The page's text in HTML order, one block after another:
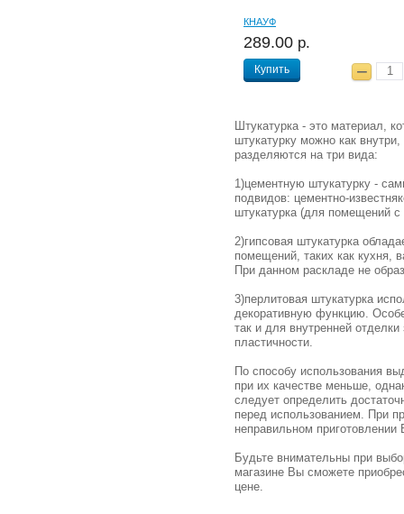
КНАУФ
289.00 р.
Купить
Штукатурка - это материал,
штукатурку можно как
разделяются на три вида:
1)цементную штукатурку -
подвидов: цементно-
штукатурка (для помещений
2)гипсовая штукатурка
помещений, таких как кухня,
При данном раскладе не
3)перлитовая штукатурка
декоративную функцию.
так и для внутренней
пластичности.
По способу использования
при их качестве меньше,
следует определить
перед использованием. При
неправильном
Будьте внимательны при
магазине Вы сможете
цене.